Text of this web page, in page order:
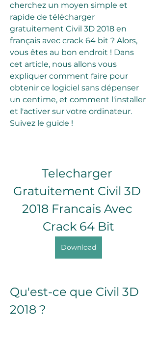
cherchez un moyen simple et
rapide de télécharger
gratuitement Civil 3D 2018 en
français avec crack 64 bit ? Alors,
vous êtes au bon endroit ! Dans
cet article, nous allons vous
expliquer comment faire pour
obtenir ce logiciel sans dépenser
un centime, et comment l'installer
et l'activer sur votre ordinateur.
Suivez le guide !
Telecharger
Gratuitement Civil 3D
2018 Francais Avec
Crack 64 Bit
Download
Qu'est-ce que Civil 3D
2018 ?